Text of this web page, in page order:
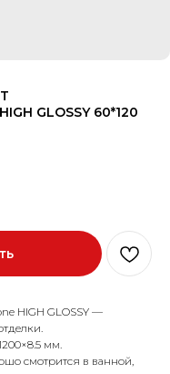
GLOSSY 60*120
HIGH GLOSSY —
мм.
смотрится в ванной,